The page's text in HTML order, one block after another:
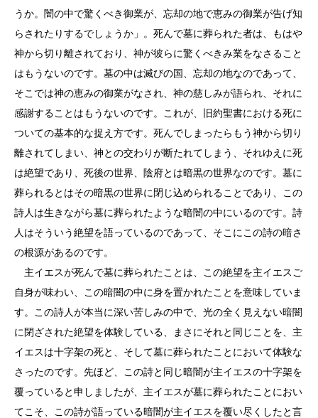
うか。闇の中で驚くべき御業が、忘却の地で恵みの御業が告げ知
らされたりするでしょうか」。死んで墓に葬られた者は、もはや
神から切り離されており、神が彼らに驚くべきみ業をなさること
はもうないのです。墓の中は滅びの国、忘却の地なのであって、
そこでは神の恵みの御業がなされ、神の慈しみが語られ、それに
感謝することはもうないのです。これが、旧約聖書における死に
ついての基本的な捉え方です。死んでしまったらもう神から切り
離されてしまい、神との交わりが断たれてしまう、それゆえに死
は絶望であり、死後の世界、陰府とは暗黒の世界なのです。墓に
葬られるとはその暗黒の世界に閉じ込められることであり、この
詩人は生きながら墓に葬られたような暗闇の中にいるのです。詩
人はそういう絶望を語っているのであって、そこにこの詩の暗さ
の根源があるのです。
主イエスが死んで墓に葬られたことは、この絶望を主イエスご
自身が味わい、この暗闇の中に身を置かれたことを意味していま
す。この詩人が本当に深い苦しみの中で、光の全く見えない暗闇
に閉ざされた絶望を体験している、まさにそれと同じことを、主
イエスは十字架の死と、そして墓に葬られたことにおいて体験な
さったのです。先ほど、この詩と同じ暗闇が主イエスの十字架を
覆っていると申しましたが、主イエスが墓に葬られたことにおい
てこそ、この詩が語っている暗闇が主イエスを覆い尽くしたと言